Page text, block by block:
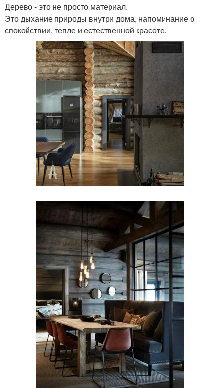
Дерево - это не просто материал.
Это дыхание природы внутри дома, напоминание о
спокойствии, тепле и естественной красоте.